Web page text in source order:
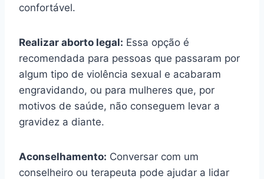
confortável.
Realizar aborto legal: Essa opção é
recomendada para pessoas que passaram por
algum tipo de violência sexual e acabaram
engravidando, ou para mulheres que, por
motivos de saúde, não conseguem levar a
gravidez a diante.
Aconselhamento: Conversar com um
conselheiro ou terapeuta pode ajudar a lidar